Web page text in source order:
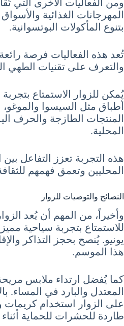
ومن الفعاليات الأخرى التي
المهرجانات الغذائية
بتنوع المأكولات البوتسوانية.
تُعد هذه الفعاليات فرصة
والتعرف على تقنيات الطهي
يُمكن للزوار الاستمتاع
أطباق مثل السيسوا والموغو،
المنتجات الطازجة والحرف
المحلية.
هذه التجربة تعزز التفاعل
المحليين وتعمق فهمهم
النصائح والتوصيات للزوار
وأخيراً، من المهم أن يُعد
للاستمتاع بتجربة سياحية
يونيو. يُنصح بحجز التذاكر
هذا الموسم.
كما يُفضل ارتداء ملابس
المعتدل والبارد في المساء.
على الزوار استخدام
طاردة للحشرات للحماية